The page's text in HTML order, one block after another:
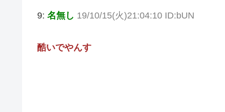
9: 名無し 19/10/15(火)21:04:10 ID:bUN
酷いでやんす